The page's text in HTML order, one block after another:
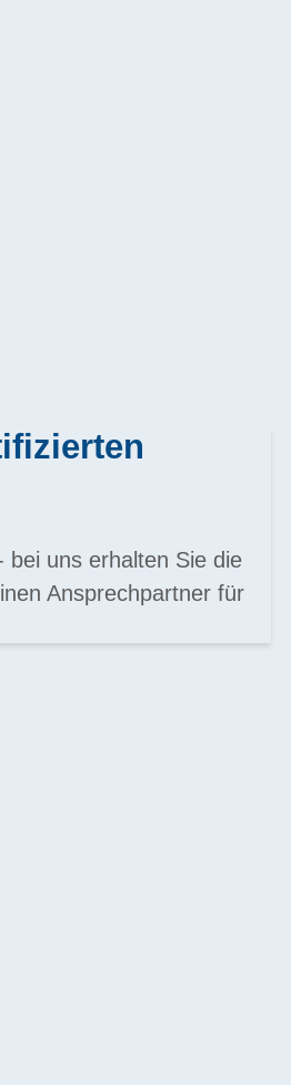
bei uns erhalten Sie die
Ansprechpartner für